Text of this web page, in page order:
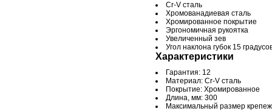
Cr-V сталь
Хромованадиевая сталь
Хромированное покрытие
Эргономичная рукоятка
Увеличенный зев
Угол наклона губок 15
Характеристики
Гарантия: 12
Материал: Cr-V сталь
Покрытие: Хромированное
Длина, мм: 300
Максимальный размер